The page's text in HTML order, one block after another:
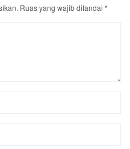
Ruas yang wajib ditandai *